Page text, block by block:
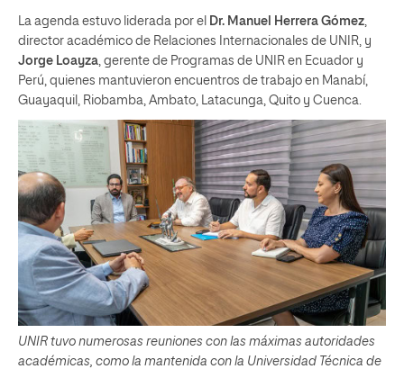
La agenda estuvo liderada por el Dr. Manuel Herrera Gómez
director académico de Relaciones Internacionales de UNIR, y
Jorge Loayza , gerente de Programas de UNIR en Ecuador y
Perú, quienes mantuvieron encuentros de trabajo en Manabí,
Guayaquil, Riobamba, Ambato, Latacunga, Quito y Cuenca.
UNIR tuvo numerosas reuniones con las máximas autoridades
académicas, como la mantenida con la Universidad Técnica de